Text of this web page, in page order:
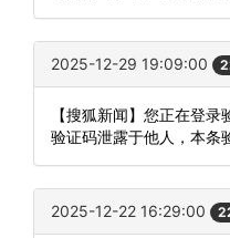
2025-12-29 19:09:00
【搜狐新闻】您正在登
验证码泄露于他人，本条
2025-12-22 16:29:00